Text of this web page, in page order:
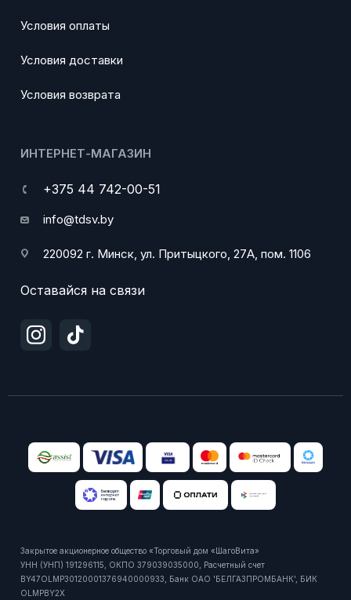
Условия оплаты
Условия доставки
Условия возврата
ИНТЕРНЕТ-МАГАЗИН
+375 44 742-00-51
info@tdsv.by
220092 г. Минск, ул. Притыцкого, 27А, пом. 1106
Оставайся на связи
Закрытое акционерное общество «Торговый дом «ШагоВита»
УНН (УНП) 191296115, ОКПО 379039035000, Расчетный счет
BY47OLMP30120001376940000933, Банк ОАО 'БЕЛГАЗПРОМБАНК', БИК
OLMPBY2X